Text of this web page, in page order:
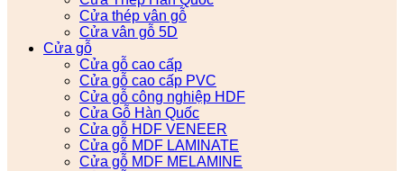
Cửa thép vân gỗ
Cửa vân gỗ 5D
Cửa gỗ
Cửa gỗ cao cấp
Cửa gỗ cao cấp PVC
Cửa gỗ công nghiệp HDF
Cửa Gỗ Hàn Quốc
Cửa gỗ HDF VENEER
Cửa gỗ MDF LAMINATE
Cửa gỗ MDF MELAMINE